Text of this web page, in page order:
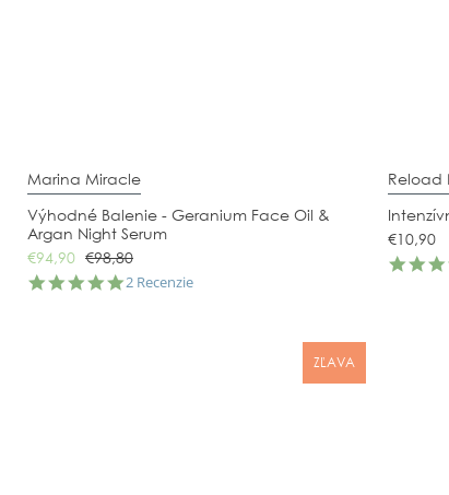
Marina Miracle
Výhodné Balenie - Geranium Face Oil &
Argan Night Serum
€94,90 €98,80
5.0
2 Recenzie
Reload
€10,90
ZĽAVA